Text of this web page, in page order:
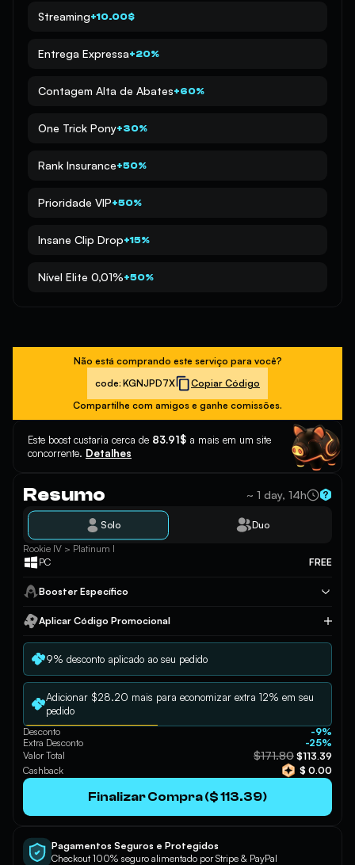
Streaming+10.00$
Entrega Expressa+20%
Contagem Alta de Abates+60%
One Trick Pony+30%
Rank Insurance+50%
Prioridade VIP+50%
Insane Clip Drop+15%
Nível Elite 0,01%+50%
Não está comprando este serviço para você?
code: KGNJPD7X
Copiar Código
Compartilhe com amigos e ganhe comissões.
Este boost custaria cerca de 83.91$ a mais em um site
concorrente. Detalhes
Resumo ~ 1 day, 14h
Solo Duo
Rookie IV > Platinum I
PC
FREE
Booster Específico
Aplicar Código Promocional
Aplicar
9% desconto aplicado ao seu pedido
Adicionar $28.20 mais para economizar extra 12% em seu
pedido
Desconto
-9%
Extra Desconto
-25%
Valor Total
$171.80 $113.39
Cashback
$ 0.00
Finalizar Compra ($ 113.39)
Pagamentos Seguros e Protegidos
Checkout 100% seguro alimentado por Stripe & PayPal